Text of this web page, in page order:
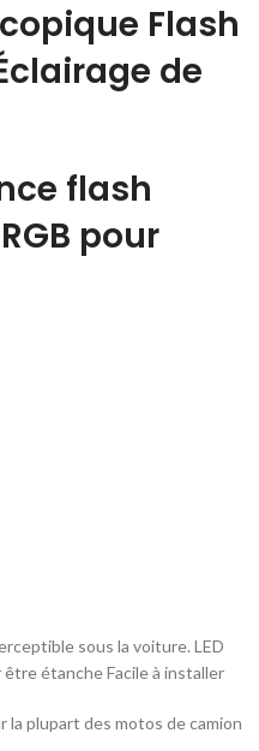
Flash
de
flash
pour
sous la voiture. LED
étanche Facile à installer
plupart des motos de camion